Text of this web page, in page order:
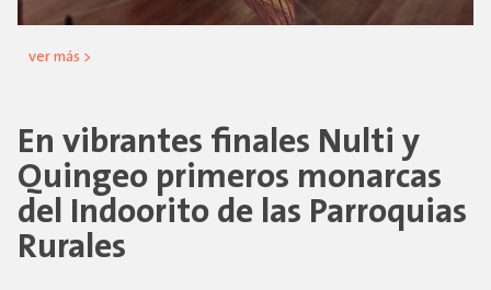
ver más >
En vibrantes finales Nulti y
Quingeo primeros monarcas
del Indoorito de las Parroquias
Rurales